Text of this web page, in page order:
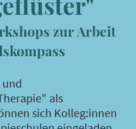
zur Arbeit
als
sich Kolleg:innen